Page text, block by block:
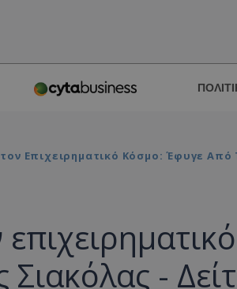
Επιχειρηματικό Κόσμο: Έφυγε
Σιακόλας -